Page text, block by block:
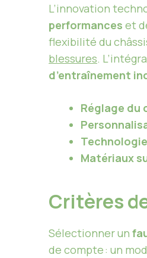
L’innovation
performances et
flexibilité du
blessures.
d’entraînement
Réglage du
Matériaux
Critères
Sélectionner un
de compte : un